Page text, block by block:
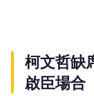
柯文哲缺
啟臣場合